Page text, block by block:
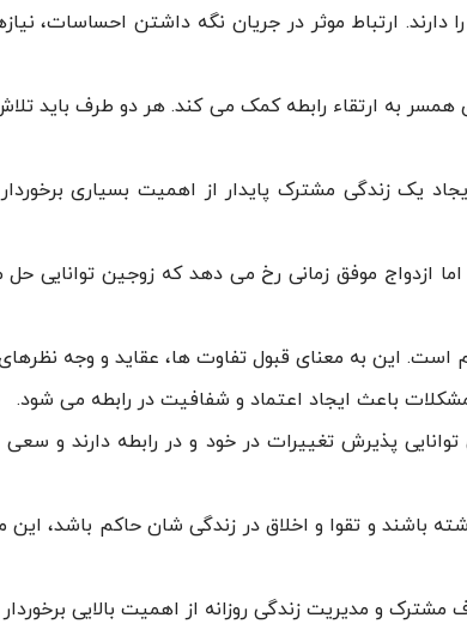
ارتباط موثر در جریان نگه داشتن احساسات،
همسر به ارتقاء رابطه کمک می کند. هر دو طرف باید
یک زندگی مشترک پایدار از اهمیت بسیاری
ازدواج موفق زمانی رخ می دهد که زوجین توانایی حل
این به معنای قبول تفاوت ها، عقاید و وجه
مشکلات باعث ایجاد اعتماد و شفافیت در رابطه می شود.
پذیرش تغییرات در خود و در رابطه دارند و
باشند و تقوا و اخلاق در زندگی شان حاکم باشد، این
مشترک و مدیریت زندگی روزانه از اهمیت بالایی